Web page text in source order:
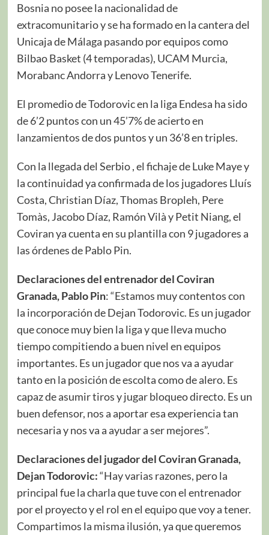
Bosnia no posee la nacionalidad de
extracomunitario y se ha formado en la cantera del
Unicaja de Málaga pasando por equipos como
Bilbao Basket (4 temporadas), UCAM Murcia,
Morabanc Andorra y Lenovo Tenerife.
El promedio de Todorovic en la liga Endesa ha sido
de 6’2 puntos con un 45’7% de acierto en
lanzamientos de dos puntos y un 36’8 en triples.
Con la llegada del Serbio , el fichaje de Luke Maye y
la continuidad ya confirmada de los jugadores Lluís
Costa, Christian Díaz, Thomas Bropleh, Pere
Tomàs, Jacobo Díaz, Ramón Vilà y Petit Niang, el
Coviran ya cuenta en su plantilla con 9 jugadores a
las órdenes de Pablo Pin.
Declaraciones del entrenador del Coviran
Granada, Pablo Pin: “Estamos muy contentos con
la incorporación de Dejan Todorovic. Es un jugador
que conoce muy bien la liga y que lleva mucho
tiempo compitiendo a buen nivel en equipos
importantes. Es un jugador que nos va a ayudar
tanto en la posición de escolta como de alero. Es
capaz de asumir tiros y jugar bloqueo directo. Es un
buen defensor, nos a aportar esa experiencia tan
necesaria y nos va a ayudar a ser mejores”.
Declaraciones del jugador del Coviran Granada,
Dejan Todorovic:“Hay varias razones, pero la
principal fue la charla que tuve con el entrenador
por el proyecto y el rol en el equipo que voy a tener.
Compartimos la misma ilusión, ya que queremos